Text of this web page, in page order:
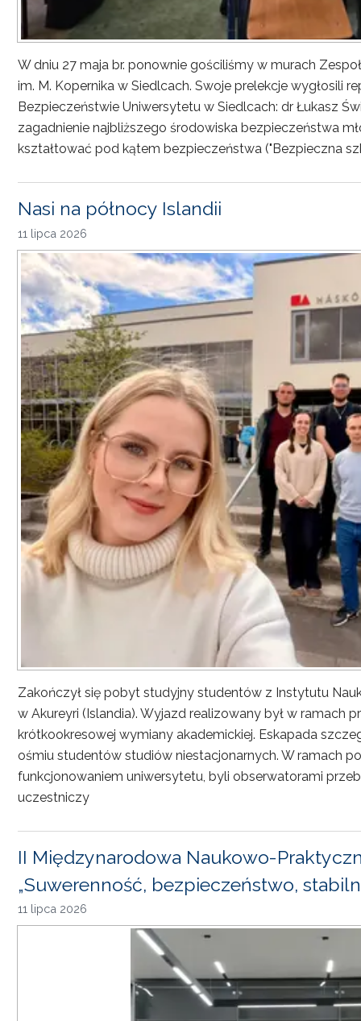
W dniu 27 maja br. ponownie gościliśmy w murach
im. M. Kopernika w Siedlcach. Swoje prelekcje wygłosili
Bezpieczeństwie Uniwersytetu w Siedlcach: dr Łukasz
zagadnienie najbliższego środowiska bezpieczeństwa
kształtować pod kątem bezpieczeństwa ("Bezpieczna
Nasi na północy Islandii
11 lipca 2026
Zakończył się pobyt studyjny studentów z Instytutu
w Akureyri (Islandia). Wyjazd realizowany był w ramach
krótkookresowej wymiany akademickiej. Eskapada
ośmiu studentów studiów niestacjonarnych. W ramach
funkcjonowaniem uniwersytetu, byli obserwatorami
uczestniczy
II Międzynarodowa Naukowo-
„Suwerenność, bezpieczeństwo,
11 lipca 2026